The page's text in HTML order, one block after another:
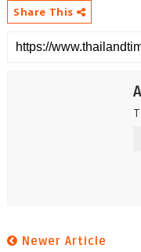
Share This
Newer Article